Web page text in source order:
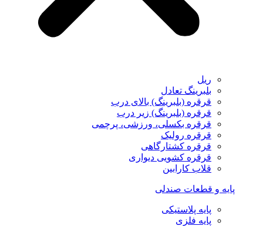
ریل
بلبرینگ تعادل
قرقره (بلبرینگ) بالای درب
قرقره (بلبرینگ) زیر درب
قرقره بکسلی، ورزشی، پرچمی
قرقره رولیک
قرقره کشتارگاهی
قرقره کشویی دیواری
قلاب کارابین
پایه و قطعات صندلی
پایه پلاستیکی
پایه فلزی